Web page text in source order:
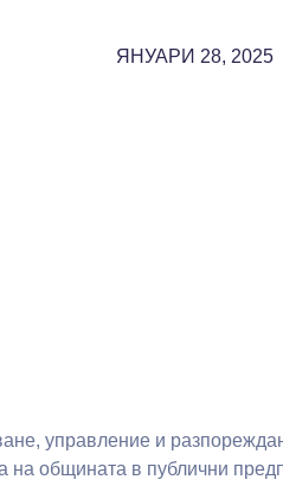
ЯНУАРИ 28, 2025
управление и
общината в публични